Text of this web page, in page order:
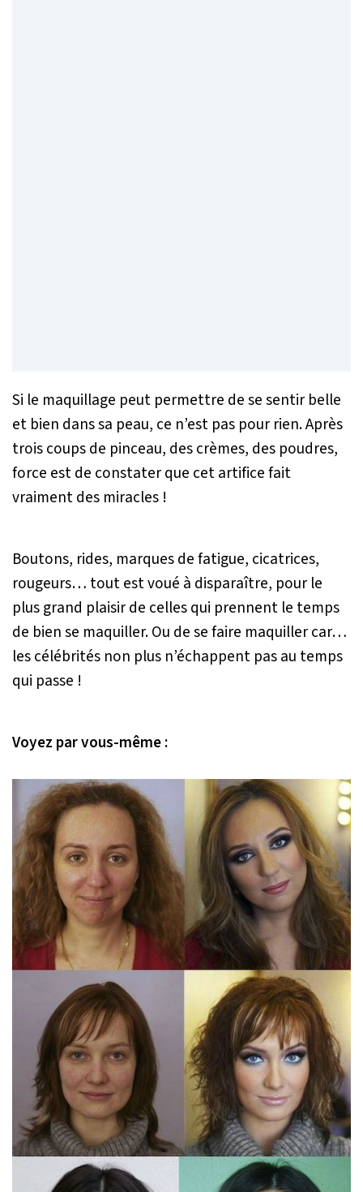
Si le maquillage peut permettre de se sentir belle
et bien dans sa peau, ce n’est pas pour rien. Après
trois coups de pinceau, des crèmes, des poudres,
force est de constater que cet artifice fait
vraiment des miracles !
Boutons, rides, marques de fatigue, cicatrices,
rougeurs… tout est voué à disparaître, pour le
plus grand plaisir de celles qui prennent le temps
de bien se maquiller. Ou de se faire maquiller car…
les célébrités non plus n’échappent pas au temps
qui passe !
Voyez par vous-même :